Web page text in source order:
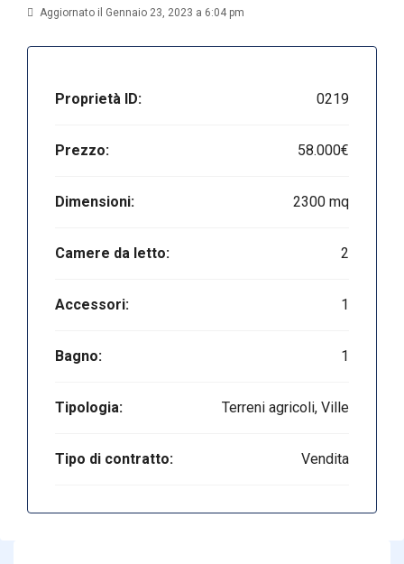
Aggiornato il Gennaio 23, 2023 a 6:04 pm
Proprietà ID: 0219
Prezzo: 58.000€
Dimensioni: 2300 mq
Camere da letto: 2
Accessori: 1
Bagno: 1
Tipologia: Terreni agricoli, Ville
Tipo di contratto: Vendita